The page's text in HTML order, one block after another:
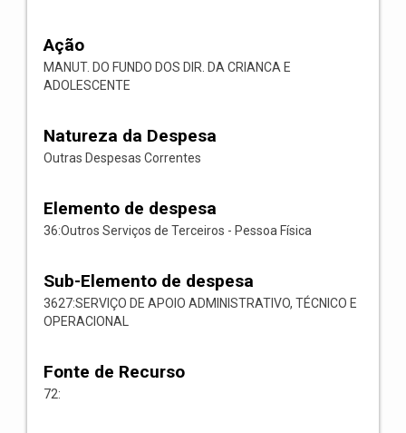
Ação
MANUT. DO FUNDO DOS DIR. DA CRIANCA E
ADOLESCENTE
Natureza da Despesa
Outras Despesas Correntes
Elemento de despesa
36:Outros Serviços de Terceiros - Pessoa Física
Sub-Elemento de despesa
3627:SERVIÇO DE APOIO ADMINISTRATIVO, TÉCNICO E
OPERACIONAL
Fonte de Recurso
72: